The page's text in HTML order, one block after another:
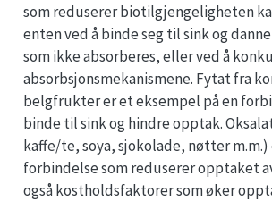
som reduserer biotilgjengeligheten
enten ved å binde seg til sink og
som ikke absorberes, eller ved å
absorbsjonsmekanismene. Fytat fra
belgfrukter er et eksempel på en
binde til sink og hindre opptak.
kaffe/te, soya, sjokolade, nøtter m.m.)
forbindelse som reduserer opptaket
også kostholdsfaktorer som øker